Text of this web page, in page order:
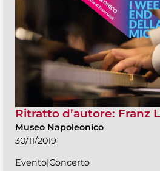
Ritratto d’autore: Franz
Museo Napoleonico
30/11/2019
Evento|Concerto